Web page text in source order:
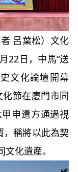
呂葉松）文化
22日，中馬“送
文化論壇開幕
化節在廈門市同
申遺方通過視
，稱將以此為契
化遺産。